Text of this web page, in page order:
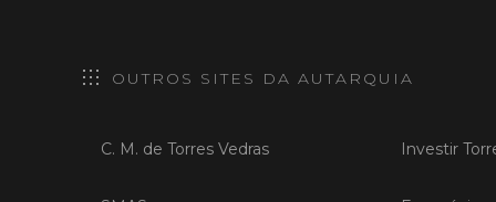
OUTROS SITES DA AUTARQUIA
C. M. de Torres Vedras Investir